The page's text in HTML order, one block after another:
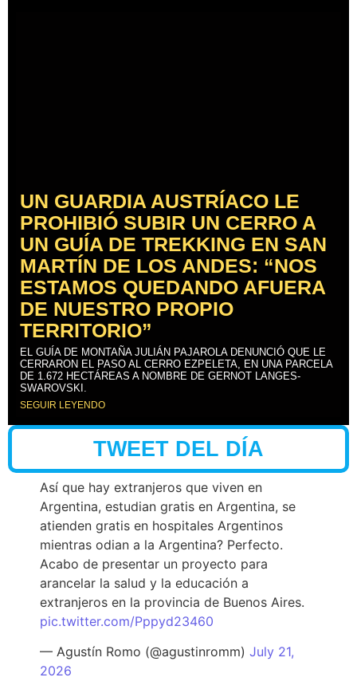
UN GUARDIA AUSTRÍACO LE
PROHIBIÓ SUBIR UN CERRO A
UN GUÍA DE TREKKING EN SAN
MARTÍN DE LOS ANDES: “NOS
ESTAMOS QUEDANDO AFUERA
DE NUESTRO PROPIO
TERRITORIO”
EL GUÍA DE MONTAÑA JULIÁN PAJAROLA DENUNCIÓ QUE LE
CERRARON EL PASO AL CERRO EZPELETA, EN UNA PARCELA
DE 1.672 HECTÁREAS A NOMBRE DE GERNOT LANGES-
SWAROVSKI.
SEGUIR LEYENDO
TWEET DEL DÍA
Así que hay extranjeros que viven en
Argentina, estudian gratis en Argentina, se
atienden gratis en hospitales Argentinos
mientras odian a la Argentina? Perfecto.
Acabo de presentar un proyecto para
arancelar la salud y la educación a
extranjeros en la provincia de Buenos Aires.
pic.twitter.com/Pppyd23460
— Agustín Romo (@agustinromm) July 21,
2026